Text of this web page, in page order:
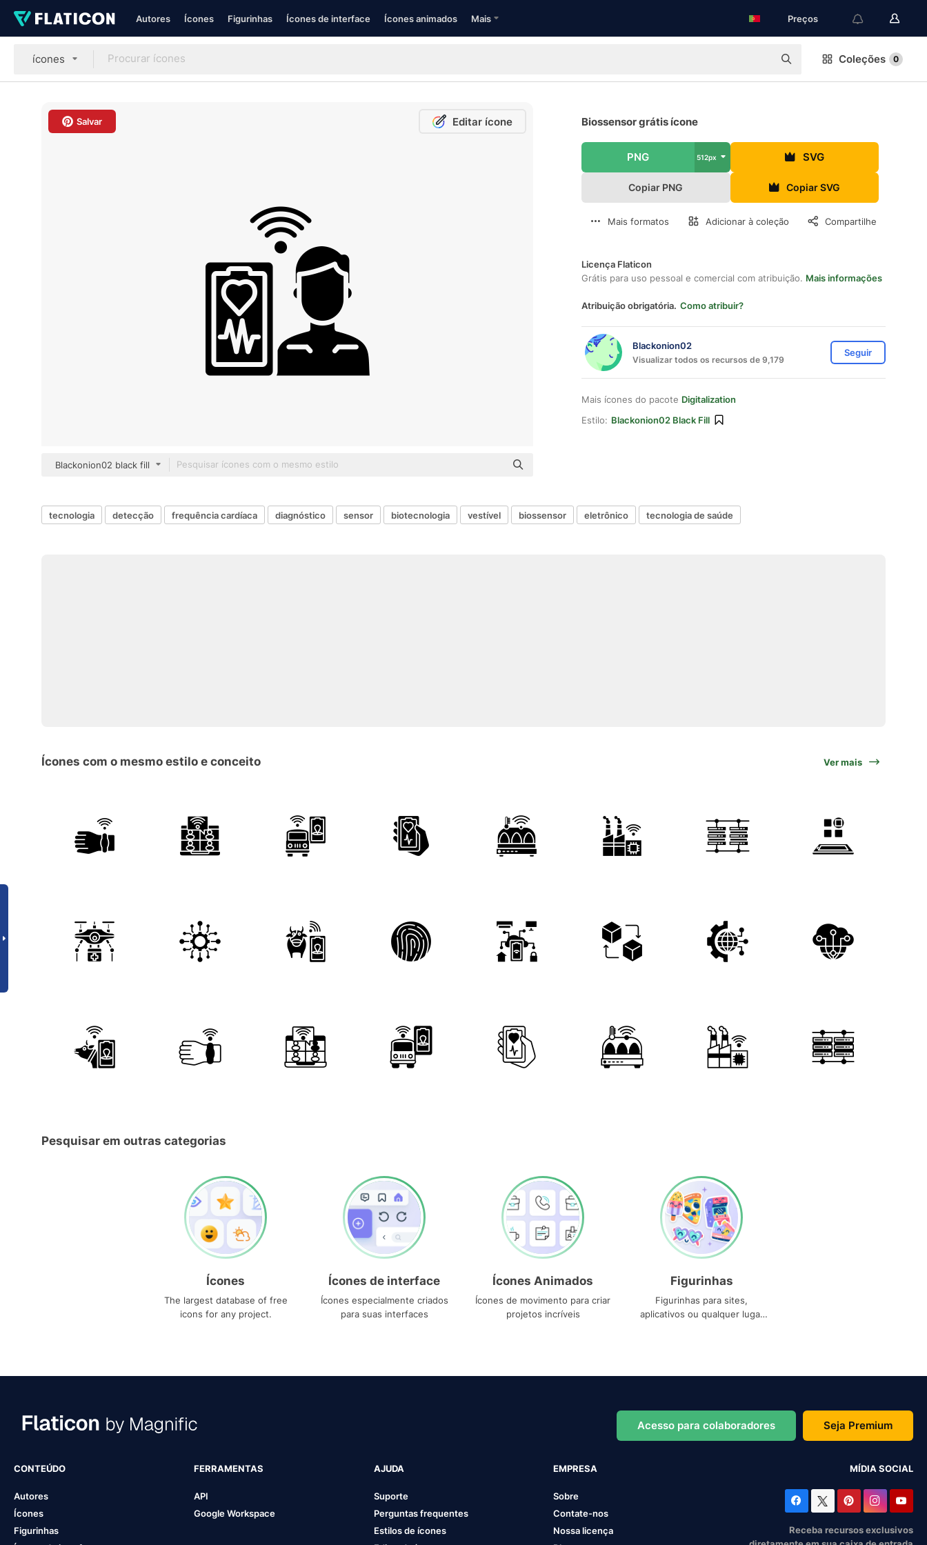
Autores Ícones Figurinhas Ícones de interface Ícones animados Mais Preços
ícones Coleções 0
Salvar Editar ícone
Blackonion02 black fill
Biossensor grátis ícone
PNG 512px SVG
Copiar PNG Copiar SVG
Mais formatos Adicionar à coleção Compartilhe
Licença Flaticon
Grátis para uso pessoal e comercial com atribuição. Mais informações
Atribuição obrigatória. Como atribuir?
Blackonion02
Visualizar todos os recursos de 9,179
Seguir
Mais ícones do pacote Digitalization
Estilo: Blackonion02 Black Fill
tecnologia detecção frequência cardíaca diagnóstico sensor biotecnologia vestível biossensor eletrônico tecnologia de saúde
Ícones com o mesmo estilo e conceito Ver mais
Pesquisar em outras categorias
Ícones
The largest database of free
icons for any project.
Ícones de interface
Ícones especialmente criados
para suas interfaces
Ícones Animados
Ícones de movimento para criar
projetos incríveis
Figurinhas
Figurinhas para sites,
aplicativos ou qualquer lugar
Acesso para colaboradores Seja Premium
CONTEÚDO
Autores
Ícones
Figurinhas
FERRAMENTAS
API
Google Workspace
AJUDA
Suporte
Perguntas frequentes
Estilos de ícones
EMPRESA
Sobre
Contate-nos
Nossa licença
MÍDIA SOCIAL
Receba recursos exclusivos